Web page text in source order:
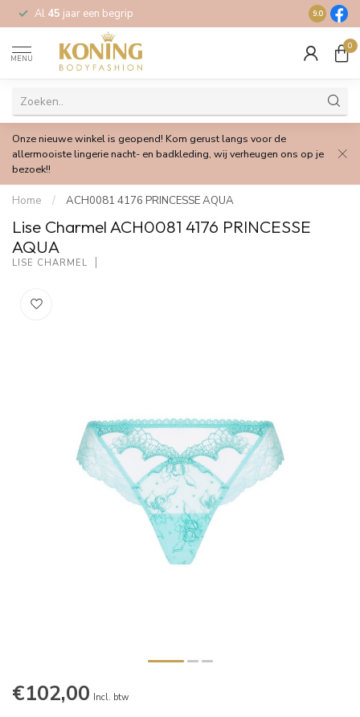
Al 45 jaar een begrip Gratis
9.0
MENU
0
Onze nieuwe winkel is geopend! Kom gerust langs voor de
allermooiste lingerie nacht- en badkleding, wij verheugen ons op je
bezoek!!
Home / ACH0081 4176 PRINCESSE AQUA
Lise Charmel ACH0081 4176 PRINCESSE
AQUA
LISE CHARMEL
€102,00 Incl. btw